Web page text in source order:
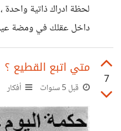
لحظة ادراك ذاتية واحدة
داخل عقلك في ومضة
يتبقي ما يتبقي ،
مايدور في عقلي من مدة
الانضباط الذاتي غير
المجتمع تغير عقله و
محترمين العصر منبوذين
7
متي اتبع القطيع ؟
قبل 5 سنوات أفكار